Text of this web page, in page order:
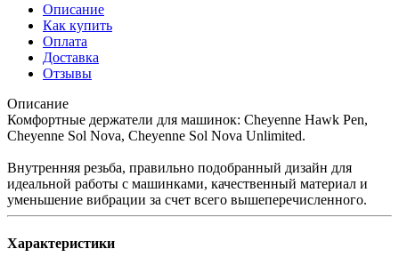
Описание
Как купить
Оплата
Доставка
Отзывы
Описание
Комфортные держатели для машинок: Cheyenne Hawk Pen,
Cheyenne Sol Nova, Сheyenne Sol Nova Unlimited.
Внутренняя резьба, правильно подобранный дизайн для
идеальной работы с машинками, качественный материал и
уменьшение вибрации за счет всего вышеперечисленного.
Характеристики